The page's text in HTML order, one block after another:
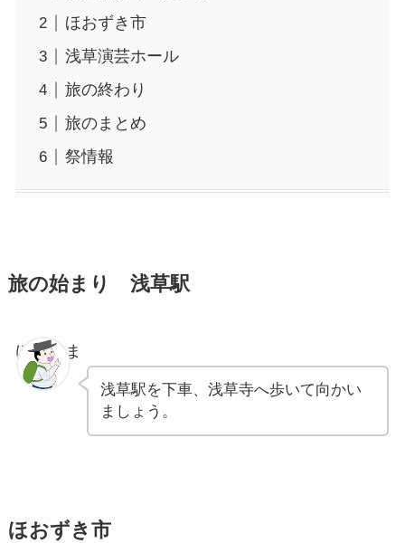
ほおずき市
浅草演芸ホール
旅の終わり
旅のまとめ
祭情報
旅の始まり 浅草駅
ぽちゃま
浅草駅を下車、浅草寺へ歩いて向かい
ましょう。
ほおずき市